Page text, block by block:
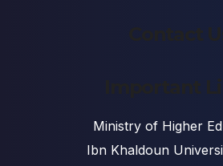
Contact
Important
Ministry of Higher
Ibn Khaldoun